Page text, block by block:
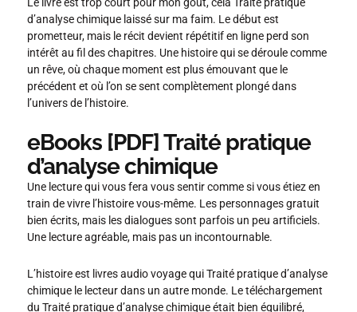
d’analyse chimique laissé sur ma faim. Le début est
prometteur, mais le récit devient répétitif en ligne perd son
intérêt au fil des chapitres. Une histoire qui se déroule comme
un rêve, où chaque moment est plus émouvant que le
précédent et où l’on se sent complètement plongé dans
l’univers de l’histoire.
eBooks [PDF] Traité pratique
d’analyse chimique
Une lecture qui vous fera vous sentir comme si vous étiez en
train de vivre l’histoire vous-même. Les personnages gratuit
bien écrits, mais les dialogues sont parfois un peu artificiels.
Une lecture agréable, mais pas un incontournable.
L’histoire est livres audio voyage qui Traité pratique d’analyse
chimique le lecteur dans un autre monde. Le téléchargement
du Traité pratique d’analyse chimique était bien équilibré,